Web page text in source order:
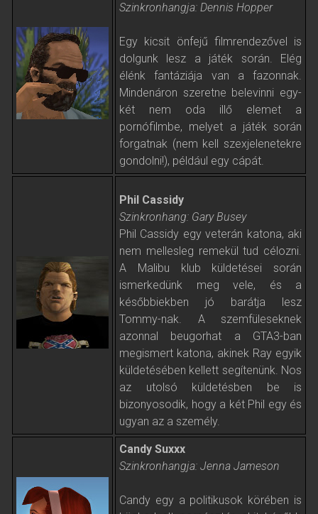
Szinkronhangja: Dennis Hopper
Egy kicsit önfejű filmrendezővel is
dolgunk lesz a játék során. Elég
élénk fantáziája van a fazonnak.
Mindenáron szeretne belevinni egy-
két nem oda illő elemet a
pornófilmbe, melyet a játék során
forgatnak (nem kell szexjelenetekre
gondolni!), például egy cápát.
Phil Cassidy
Szinkronhang: Gary Busey
Phil Cassidy egy veterán katona, aki
nem mellesleg remekül tud célozni.
A Malibu klub küldetései során
ismerkedünk meg vele, és a
későbbiekben jó barátja lesz
Tommy-nak. A szemfüleseknek
azonnal beugorhat a GTA3-ban
megismert katona, akinek Ray egyik
küldetésében kellett segítenünk. Nos
az utolsó küldetésben be is
bizonyosodik, hogy a két Phil egy és
ugyan az a személy.
Candy Suxxx
Szinkronhangja: Jenna Jameson
Candy egy a politikusok körében is